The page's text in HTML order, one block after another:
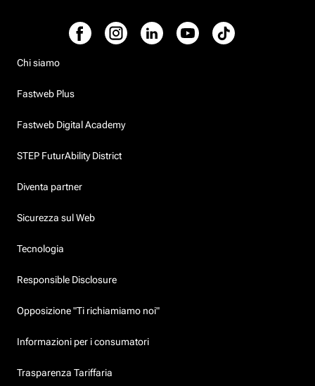
Chi siamo
Fastweb Plus
Fastweb Digital Academy
STEP FuturAbility District
Diventa partner
Sicurezza sul Web
Tecnologia
Responsible Disclosure
Opposizione "Ti richiamiamo noi"
Informazioni per i consumatori
Trasparenza Tariffaria